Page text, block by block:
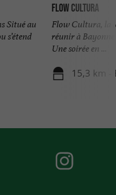
Situé au
s’étend
Flow Cultura
Flow Cultura, la
réunir à Bayonne
Une soirée en ...
15,3 km -